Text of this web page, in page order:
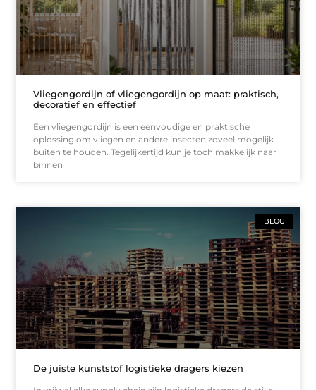
Vliegengordijn of vliegengordijn op maat: praktisch,
decoratief en effectief
Een vliegengordijn is een eenvoudige en praktische
oplossing om vliegen en andere insecten zoveel mogelijk
buiten te houden. Tegelijkertijd kun je toch makkelijk naar
binnen
BLOG
De juiste kunststof logistieke dragers kiezen